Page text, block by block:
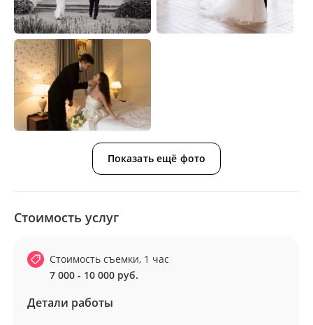
Показать ещё фото
Стоимость услуг
Стоимость съемки, 1 час
7 000 - 10 000 руб.
Детали работы